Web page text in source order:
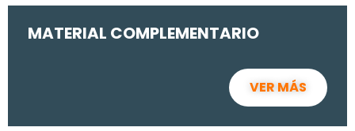
MATERIAL COMPLEMENTARIO
VER MÁS